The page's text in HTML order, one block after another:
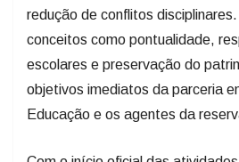
redução de conflitos
conceitos como pontualidade,
escolares e preservação do
objetivos imediatos da parceria
Educação e os agentes da